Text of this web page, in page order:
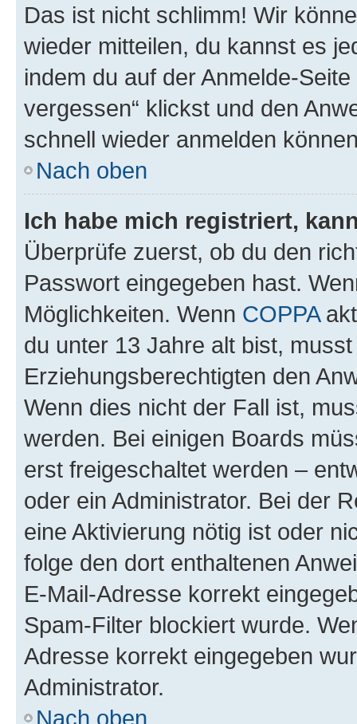
Das ist nicht schlimm! Wir
wieder mitteilen, du kannst es
indem du auf der Anmelde-
vergessen“ klickst und den
schnell wieder anmelden
Nach oben
Ich habe mich registriert,
Überprüfe zuerst, ob du den
Passwort eingegeben hast.
Möglichkeiten. Wenn COPPA
du unter 13 Jahre alt bist,
Erziehungsberechtigten den
Wenn dies nicht der Fall ist,
werden. Bei einigen Boards
erst freigeschaltet werden –
oder ein Administrator. Bei der
eine Aktivierung nötig ist oder
folge den dort enthaltenen
E-Mail-Adresse korrekt
Spam-Filter blockiert wurde.
Adresse korrekt eingegeben
Administrator.
Nach oben